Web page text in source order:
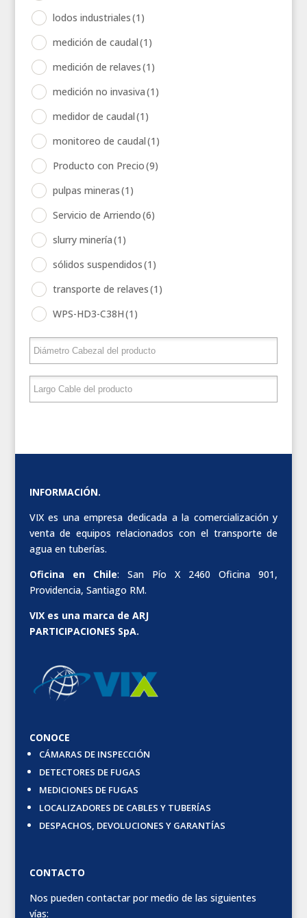
lodos industriales(1)
medición de caudal(1)
medición de relaves(1)
medición no invasiva(1)
medidor de caudal(1)
monitoreo de caudal(1)
Producto con Precio(9)
pulpas mineras(1)
Servicio de Arriendo(6)
slurry minería(1)
sólidos suspendidos(1)
transporte de relaves(1)
WPS-HD3-C38H(1)
INFORMACIÓN.
VIX es una empresa dedicada a la comercialización y
venta de equipos relacionados con el transporte de
agua en tuberías.
Oficina en Chile: San Pío X 2460 Oficina 901,
Providencia, Santiago RM.
VIX es una marca de ARJ
PARTICIPACIONES SpA.
CONOCE
CÁMARAS DE INSPECCIÓN
DETECTORES DE FUGAS
MEDICIONES DE FUGAS
LOCALIZADORES DE CABLES Y TUBERÍAS
DESPACHOS, DEVOLUCIONES Y GARANTÍAS
CONTACTO
Nos pueden contactar por medio de las siguientes
vías: